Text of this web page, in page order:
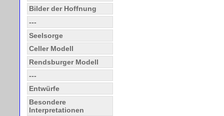
Bilder der Hoffnung
---
Seelsorge
Celler Modell
Rendsburger Modell
---
Entwürfe
Besondere
Interpretationen